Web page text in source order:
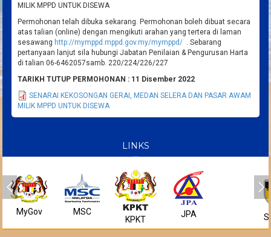
MILIK MPPD UNTUK DISEWA
Permohonan telah dibuka sekarang. Permohonan boleh dibuat secara
atas talian (online) dengan mengikuti arahan yang tertera di laman
sesawang http://mymppd.mppd.gov.my/mymppd/ . Sebarang
pertanyaan lanjut sila hubungi Jabatan Penilaian & Pengurusan Harta
di talian 06-6462057samb. 220/224/226/227
TARIKH TUTUP PERMOHONAN : 11 Disember 2022
SENARAI KEKOSONGAN GERAI, MEDAN SELERA DAN PASAR AWAM
MILIK MPPD UNTUK DISEWA
LINKS
MyGov MSC
KPKT
JPA